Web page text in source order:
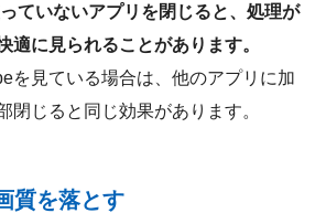
ていないアプリを閉じると、処理が
適に見られることがあります。
を見ている場合は、他のアプリに加
閉じると同じ効果があります。
質を落とす